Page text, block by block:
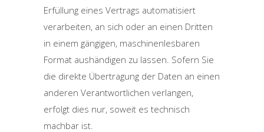
Erfüllung eines Vertrags automatisiert
verarbeiten, an sich oder an einen Dritten
in einem gängigen, maschinenlesbaren
Format aushändigen zu lassen. Sofern Sie
die direkte Übertragung der Daten an einen
anderen Verantwortlichen verlangen,
erfolgt dies nur, soweit es technisch
machbar ist.